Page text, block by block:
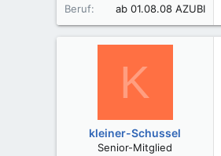
Beruf
ab 01.08.08 AZUBI
K
kleiner-Schussel
Senior-Mitglied